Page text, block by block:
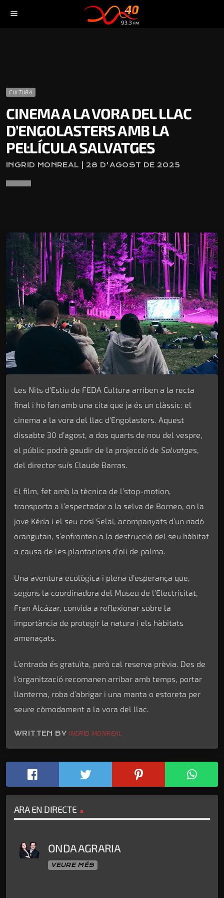
menu
CULTURA
CINEMA A LA VORA DEL LLAC
D’ENGOLASTERS AMB LA
PEL·LÍCULA SALVATGES
INGRID MONREAL | 28 D'AGOST DE 2025
Les Nits d’Estiu de FEDA Cultura arriben a la recta
final i ho fan amb una cita que ja és un clàssic: el
cinema a la vora del llac d’Engolasters. Aquest
dissabte 30 d’agost, a dos quarts de nou del vespre,
el públic podrà gaudir de la projecció de Salvatges
del director suís Claude Barras.
El film, fet amb la tècnica de l’stop-motion,
transporta a l’espectador a la selva de Borneo, on la
jove Kéria i el seu cosí Selaï, acompanyats d’un nadó
orangutan, s’enfronten a la destrucció del seu hàbitat
a causa de les plantacions d’oli de palma.
Una aventura ecològica i plena d’esperança que,
segons la coordinadora del Museu de l’Electricitat,
Fran Alcázar, convida a reflexionar sobre la
importància de protegir la natura i els hàbitats
amenaçats.
L’entrada és gratuïta, però cal reserva prèvia. Des de
l’organització recomanen arribar amb temps, portar
llanterna, roba d’abrigar i una manta o estoreta per
seure còmodament a la vora del llac.
WRITTEN BYINGRID MONREAL
ARA EN DIRECTE
ONDA AGRARIA
VEURE MÉS